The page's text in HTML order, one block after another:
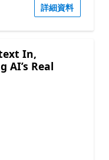
詳細資料
In,
AI’s Real